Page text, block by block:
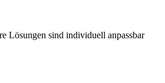
Lösungen sind individuell anpassbar